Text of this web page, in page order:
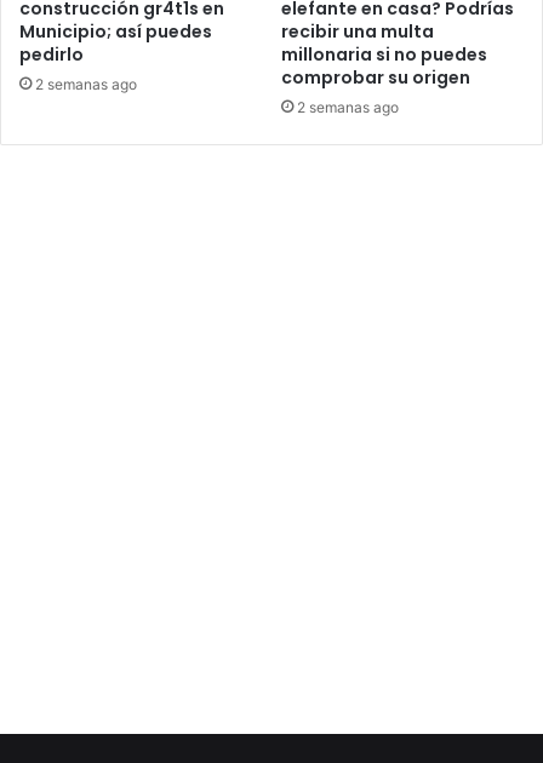
construcción gr4t1s en
Municipio; así puedes
pedirlo
2 semanas ago
elefante en casa? Podrías
recibir una multa
millonaria si no puedes
comprobar su origen
2 semanas ago